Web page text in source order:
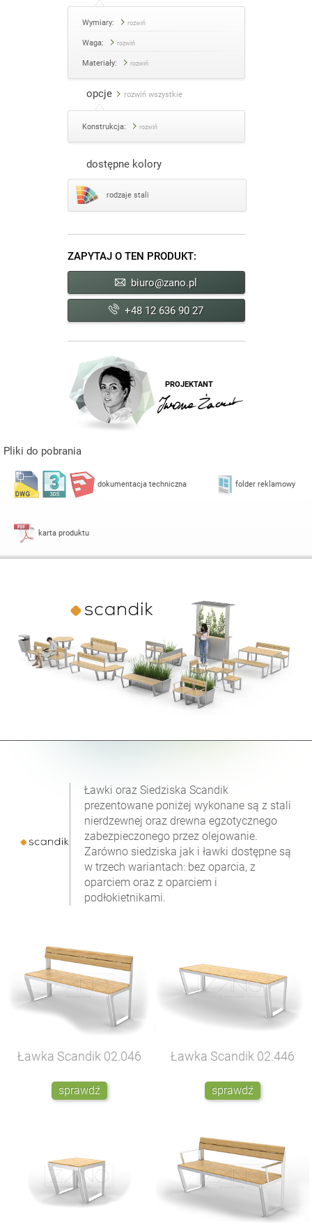
Wymiary: rozwiń
Waga: rozwiń
Materiały: rozwiń
opcje rozwiń wszystkie
Konstrukcja: rozwiń
dostępne kolory
rodzaje stali
ZAPYTAJ O TEN PRODUKT:
biuro@zano.pl
+48 12 636 90 27
PROJEKTANT
Pliki do pobrania
dokumentacja techniczna folder reklamowy
karta produktu
Ławki oraz Siedziska Scandik
prezentowane poniżej wykonane są z stali
nierdzewnej oraz drewna egzotycznego
zabezpieczonego przez olejowanie.
Zarówno siedziska jak i ławki dostępne są
w trzech wariantach: bez oparcia, z
oparciem oraz z oparciem i
podłokietnikami.
Ławka Scandik 02.046
sprawdź
Ławka Scandik 02.446
sprawdź